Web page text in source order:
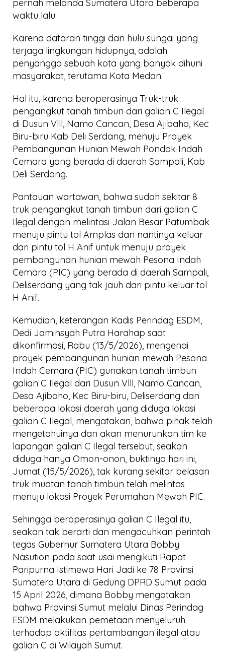
pernah melanda Sumatera Utara beberapa
waktu lalu.
Karena dataran tinggi dan hulu sungai yang
terjaga lingkungan hidupnya, adalah
penyangga sebuah kota yang banyak dihuni
masyarakat, terutama Kota Medan.
Hal itu, karena beroperasinya Truk-truk
pengangkut tanah timbun dari galian C Ilegal
di Dusun Vlll, Namo Cancan, Desa Ajibaho, Kec
Biru-biru Kab Deli Serdang, menuju Proyek
Pembangunan Hunian Mewah Pondok Indah
Cemara yang berada di daerah Sampali, Kab
Deli Serdang.
Pantauan wartawan, bahwa sudah sekitar 8
truk pengangkut tanah timbun dari galian C
Ilegal dengan melintasi Jalan Besar Patumbak
menuju pintu tol Amplas dan nantinya keluar
dari pintu tol H Anif untuk menuju proyek
pembangunan hunian mewah Pesona Indah
Cemara (PIC) yang berada di daerah Sampali,
Deliserdang yang tak jauh dari pintu keluar tol
H Anif.
Kemudian, keterangan Kadis Perindag ESDM,
Dedi Jaminsyah Putra Harahap saat
dikonfirmasi, Rabu (13/5/2026), mengenai
proyek pembangunan hunian mewah Pesona
Indah Cemara (PIC) gunakan tanah timbun
galian C Ilegal dari Dusun Vlll, Namo Cancan,
Desa Ajibaho, Kec Biru-biru, Deliserdang dan
beberapa lokasi daerah yang diduga lokasi
galian C Ilegal, mengatakan, bahwa pihak telah
mengetahuinya dan akan menurunkan tim ke
lapangan galian C Ilegal tersebut, seakan
diduga hanya Omon-onon, buktinya hari ini,
Jumat (15/5/2026), tak kurang sekitar belasan
truk muatan tanah timbun telah melintas
menuju lokasi Proyek Perumahan Mewah PIC.
Sehingga beroperasinya galian C Ilegal itu,
seakan tak berarti dan mengacuhkan perintah
tegas Gubernur Sumatera Utara Bobby
Nasution pada saat usai mengikuti Rapat
Paripurna Istimewa Hari Jadi ke 78 Provinsi
Sumatera Utara di Gedung DPRD Sumut pada
15 April 2026, dimana Bobby mengatakan
bahwa Provinsi Sumut melalui Dinas Perindag
ESDM melakukan pemetaan menyeluruh
terhadap aktifitas pertambangan ilegal atau
galian C di Wilayah Sumut.